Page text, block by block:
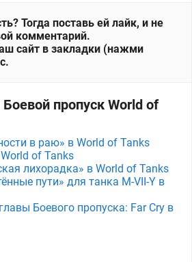
Тогда поставь ей лайк, и не
комментарий.
сайт в закладки (нажми
пропуск World of
в раю» в World of Tanks
of Tanks
лихорадка» в World of Tanks
пути» для танка M⁠-⁠VII⁠-⁠Y в
Боевого пропуска: Far Cry в